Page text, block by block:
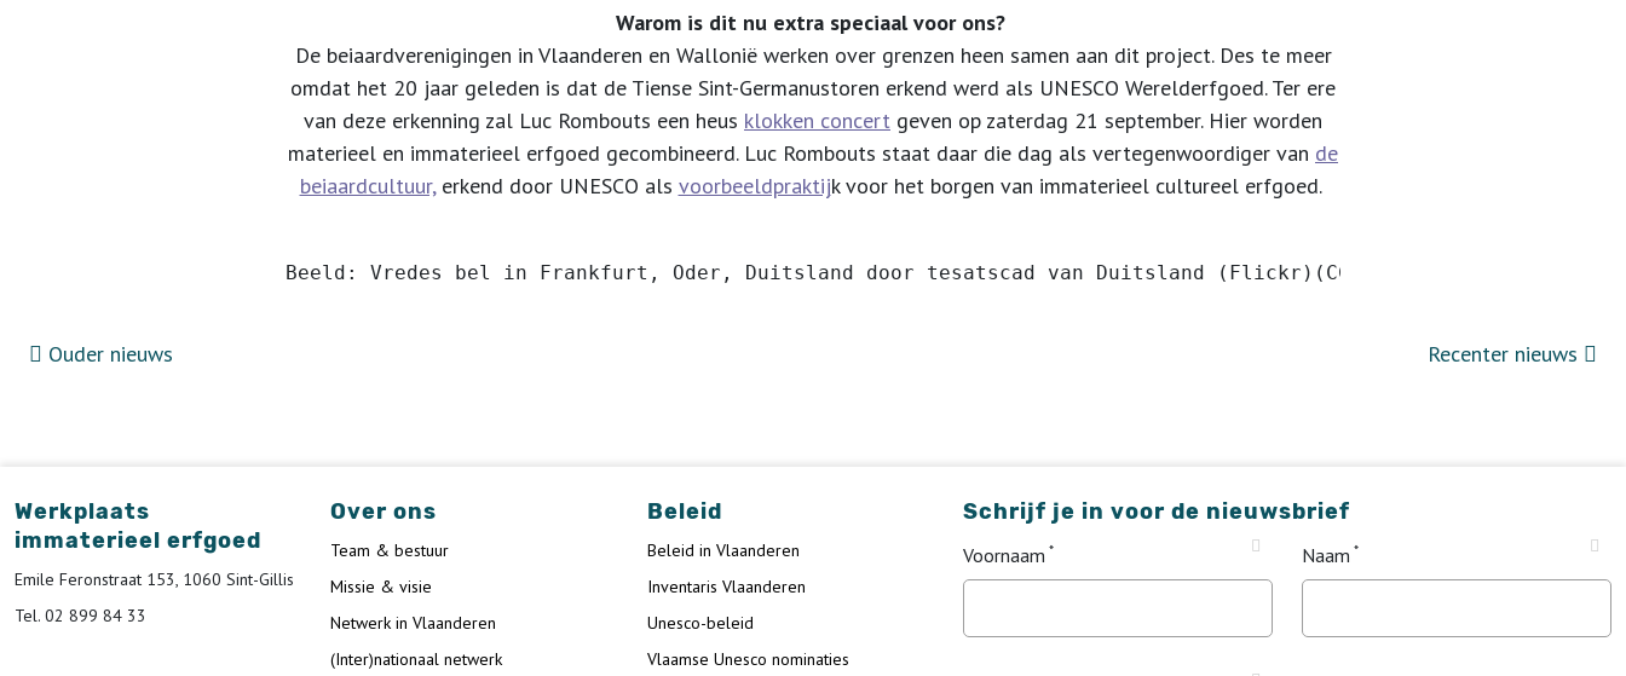
Warom is dit nu extra speciaal voor ons?
De beiaardverenigingen in Vlaanderen en Wallonië werken over grenzen heen samen aan dit project. Des te meer
omdat het 20 jaar geleden is dat de Tiense Sint-Germanustoren erkend werd als UNESCO Werelderfgoed. Ter ere
van deze erkenning zal Luc Rombouts een heus klokken concert geven op zaterdag 21 september. Hier worden
materieel en immaterieel erfgoed gecombineerd. Luc Rombouts staat daar die dag als vertegenwoordiger van de
beiaardcultuur,erkend door UNESCO als voorbeeldpraktijk voor het borgen van immaterieel cultureel erfgoed.
Beeld: Vredes bel in Frankfurt, Oder, Duitsland door tesatscad van Duitsland (Flickr)(CC BY-SA 2.0, via
Ouder nieuws Recenter nieuws
Werkplaats
immaterieel erfgoed
Emile Feronstraat 153, 1060 Sint-Gillis
Tel. 02 899 84 33
Over ons
Team & bestuur
Missie & visie
Netwerk in Vlaanderen
(Inter)nationaal netwerk
Beleid
Beleid in Vlaanderen
Inventaris Vlaanderen
Unesco-beleid
Vlaamse Unesco nominaties
Schrijf je in voor de nieuwsbrief
Voornaam Naam